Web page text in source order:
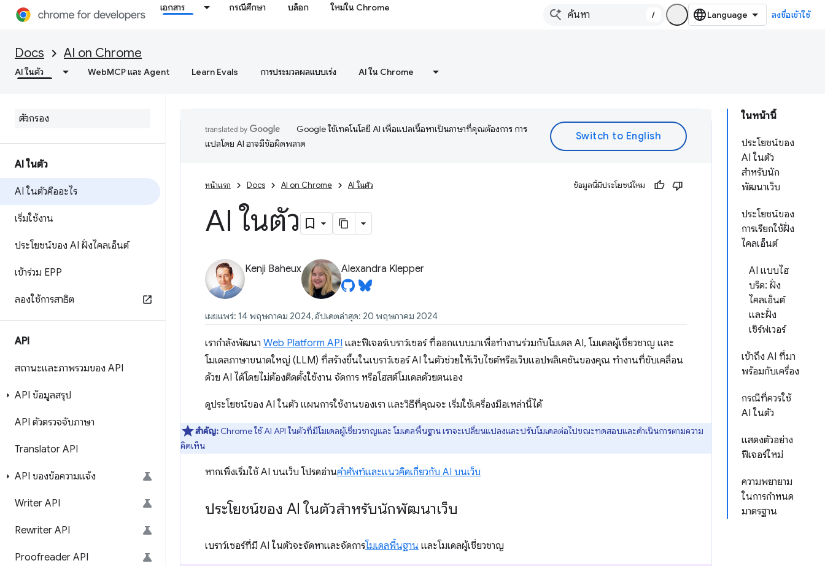
เอกสาร กรณีศึกษา บล็อก ใหม่ใน Chrome
/ ลงชื่อเข้าใช้
Docs AI on Chrome
AI ในตัว WebMCP และ Agent Learn Evals การประมวลผลแบบเร่ง AI ใน Chrome
AI ในตัว
AI ในตัวคืออะไร
เริ่มใช้งาน
ประโยชน์ของ AI ฝั่งไคลเอ็นต์
เข้าร่วม EPP
ลองใช้การสาธิต
API
สถานะและภาพรวมของ API
API ข้อมูลสรุป
API ตัวตรวจจับภาษา
Translator API
API ของข้อความแจ้ง
Writer API
Rewriter API
Proofreader API
ในหน้านี้
ประโยชน์ของ
AI ในตัว
สำหรับนัก
พัฒนาเว็บ
ประโยชน์ของ
การเรียกใช้ฝั่ง
ไคลเอ็นต์
AI แบบไฮ
บริด: ฝั่ง
ไคลเอ็นต์
และฝั่ง
เซิร์ฟเวอร์
เข้าถึง AI ที่มา
พร้อมกับเครื่อง
กรณีที่ควรใช้
AI ในตัว
แสดงตัวอย่าง
ฟีเจอร์ใหม่
ความพยายาม
ในการกำหนด
มาตรฐาน
Google ใช้เทคโนโลยี AI เพื่อแปลเนื้อหาเป็นภาษาที่คุณต้องการ การ
แปลโดย AI อาจมีข้อผิดพลาด
หน้าแรก Docs AI on Chrome AI ในตัว ข้อมูลนี้มีประโยชน์ไหม
AI ในตัว
Kenji Baheux Alexandra Klepper
เผยแพร่: 14 พฤษภาคม 2024, อัปเดตล่าสุด: 20 พฤษภาคม 2024
เรากำลังพัฒนา Web Platform API และฟีเจอร์เบราว์เซอร์ ที่ออกแบบมาเพื่อทำงานร่วมกับโมเดล AI, โมเดลผู้เชี่ยวชาญ และ
โมเดลภาษาขนาดใหญ่ (LLM) ที่สร้างขึ้นในเบราว์เซอร์ AI ในตัวช่วยให้เว็บไซต์หรือเว็บแอปพลิเคชันของคุณ ทำงานที่ขับเคลื่อน
ด้วย AI ได้โดยไม่ต้องติดตั้งใช้งาน จัดการ หรือโฮสต์โมเดลด้วยตนเอง
ดูประโยชน์ของ AI ในตัว แผนการใช้งานของเรา และวิธีที่คุณจะ เริ่มใช้เครื่องมือเหล่านี้ได้
สำคัญ: Chrome ใช้ AI API ในตัวที่มีโมเดลผู้เชี่ยวชาญและ โมเดลพื้นฐาน เราจะเปลี่ยนแปลงและปรับโมเดลต่อไปขณะทดสอบและดำเนินการตามความ
คิดเห็น
หากเพิ่งเริ่มใช้ AI บนเว็บ โปรดอ่านคำศัพท์และแนวคิดเกี่ยวกับ AI บนเว็บ
ประโยชน์ของ AI ในตัวสำหรับนักพัฒนาเว็บ
เบราว์เซอร์ที่มี AI ในตัวจะจัดหาและจัดการโมเดลพื้นฐาน และโมเดลผู้เชี่ยวชาญ